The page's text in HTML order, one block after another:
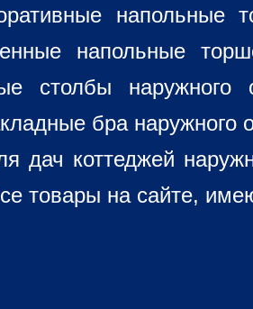
напольные
напольные
столбы
бра наружного
дач коттеджей
товары на сайте,